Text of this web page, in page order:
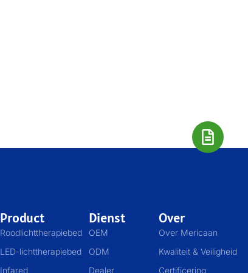
Product
Roodlichttherapiebed
LED-lichttherapiebed
Infared
Dienst
OEM
ODM
Dealer
Over
Over Mericaan
Kwaliteit & Veiligheid
Certificering